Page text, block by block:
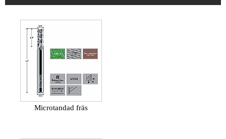
Microtandad fräs